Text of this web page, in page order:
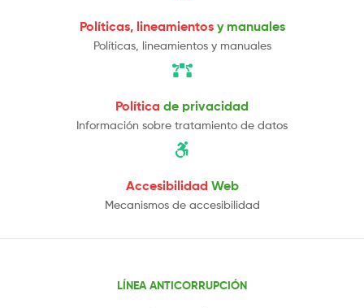
Políticas, lineamientos y manuales
Políticas, lineamientos y manuales
Política de privacidad
Información sobre tratamiento de datos
Accesibilidad Web
Mecanismos de accesibilidad
LÍNEA ANTICORRUPCIÓN